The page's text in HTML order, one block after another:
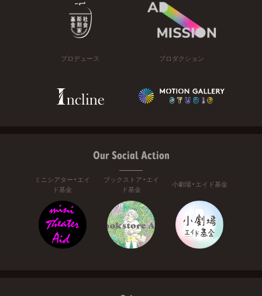
プロデュース プロダクション
Our Social Action
ミニシアター・エイ
ド基金
ブックストア・エイ
ド基金
小劇場・エイド基金